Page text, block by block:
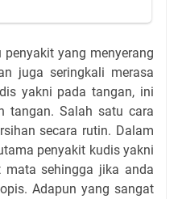
yang menyerang
juga seringkali merasa
yakni pada tangan, ini
tangan. Salah satu cara
secara rutin. Dalam
penyakit kudis yakni
mata sehingga jika anda
Adapun yang sangat